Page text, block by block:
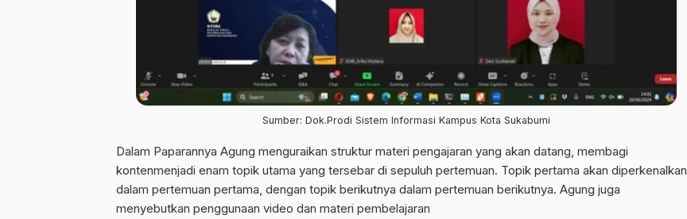
Sumber: Dok.Prodi Sistem Informasi Kampus Kota Sukabumi
Dalam Paparannya Agung menguraikan struktur materi pengajaran yang akan datang, membagi
kontenmenjadi enam topik utama yang tersebar di sepuluh pertemuan. Topik pertama akan diperkenalkan
dalam pertemuan pertama, dengan topik berikutnya dalam pertemuan berikutnya. Agung juga
menyebutkan penggunaan video dan materi pembelajaran